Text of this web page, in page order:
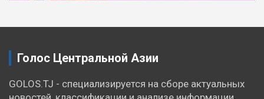
Голос Центральной Азии
GOLOS.TJ - специализируется на сборе актуальных